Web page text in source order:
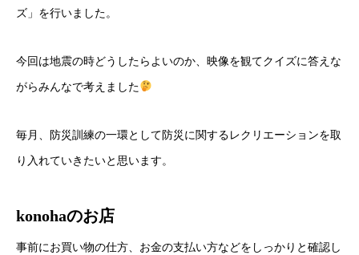
ズ」を行いました。
今回は地震の時どうしたらよいのか、映像を観てクイズに答えな
がらみんなで考えました
毎月、防災訓練の一環として防災に関するレクリエーションを取
り入れていきたいと思います。
konohaのお店
事前にお買い物の仕方、お金の支払い方などをしっかりと確認し